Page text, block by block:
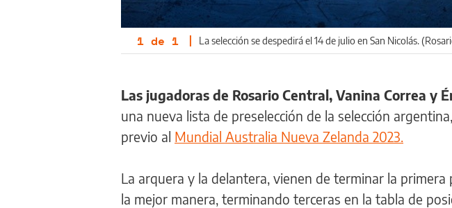
1 de 1 | La selección se despedirá el 14 de julio en San Nicolás.
Las jugadoras de Rosario Central, Vanina Correa y
una nueva lista de preselección de la selección
previo al Mundial Australia Nueva Zelanda 2023.
La arquera y la delantera, vienen de terminar la
la mejor manera, terminando terceras en la tabla de